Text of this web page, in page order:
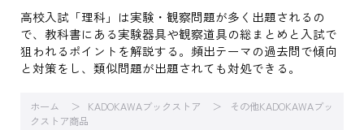
高校入試「理科」は実験・観察問題が多く出題されるの
で、教科書にある実験器具や観察道具の総まとめと入試で
狙われるポイントを解説する。頻出テーマの過去問で傾向
と対策をし、類似問題が出題されても対処できる。
ホーム KADOKAWAブックストア
その他KADOKAWAブッ
クストア商品